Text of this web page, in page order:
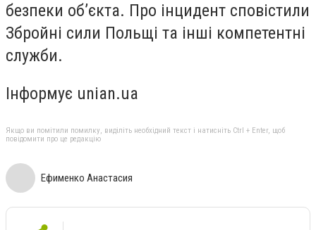
безпеки об’єкта. Про інцидент сповістили
Збройні сили Польщі та інші компетентні
служби.
Інформує unian.ua
Якщо ви помітили помилку, виділіть необхідний текст і натисніть Ctrl + Enter, щоб
повідомити про це редакцію
Ефименко Анастасия